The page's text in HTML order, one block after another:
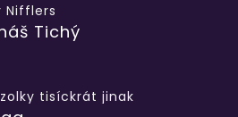
Nifflers
Tichý
tisíckrát jinak